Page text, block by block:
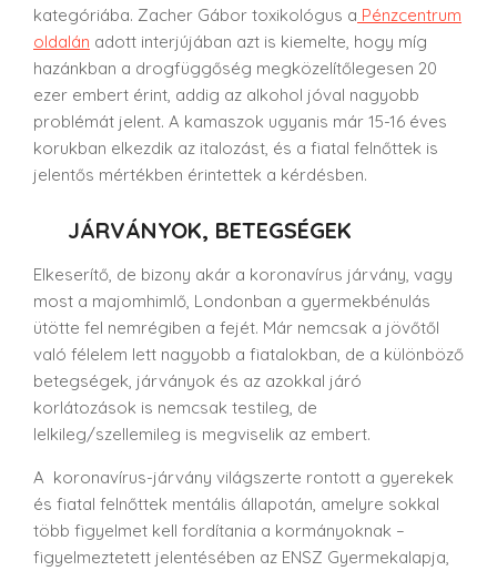
kategóriába. Zacher Gábor toxikológus a Pénzcentrum
oldalán adott interjújában azt is kiemelte, hogy míg
hazánkban a drogfüggőség megközelítőlegesen 20
ezer embert érint, addig az alkohol jóval nagyobb
problémát jelent. A kamaszok ugyanis már 15-16 éves
korukban elkezdik az italozást, és a fiatal felnőttek is
jelentős mértékben érintettek a kérdésben.
JÁRVÁNYOK, BETEGSÉGEK
Elkeserítő, de bizony akár a koronavírus járvány, vagy
most a majomhimlő, Londonban a gyermekbénulás
ütötte fel nemrégiben a fejét. Már nemcsak a jövőtől
való félelem lett nagyobb a fiatalokban, de a különböző
betegségek, járványok és az azokkal járó
korlátozások is nemcsak testileg, de
lelkileg/szellemileg is megviselik az embert.
A koronavírus-járvány világszerte rontott a gyerekek
és fiatal felnőttek mentális állapotán, amelyre sokkal
több figyelmet kell fordítania a kormányoknak –
figyelmeztetett jelentésében az ENSZ Gyermekalapja,